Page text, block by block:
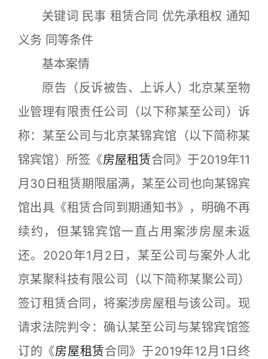
关键词 民事 租赁合同 优先承租权 通知
义务 同等条件
基本案情
原告（反诉被告、上诉人）北京某至物
业管理有限责任公司（以下称某至公司）诉
称：某至公司与北京某锦宾馆（以下简称某
锦宾馆）所签《房屋租赁合同》于2019年11
月30日租赁期限届满，某至公司也向某锦宾
馆出具《租赁合同到期通知书》，明确不再
续约，但某锦宾馆一直占用案涉房屋未返
还。2020年1月2日，某至公司与案外人北
京某聚科技有限公司（以下简称某聚公司）
签订租赁合同，将案涉房屋租与该公司。现
请求法院判令：确认某至公司与某锦宾馆签
订的《房屋租赁合同》于2019年12月1日终